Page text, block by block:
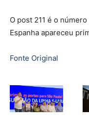
O post 211 é o
Espanha apareceu
Fonte Original